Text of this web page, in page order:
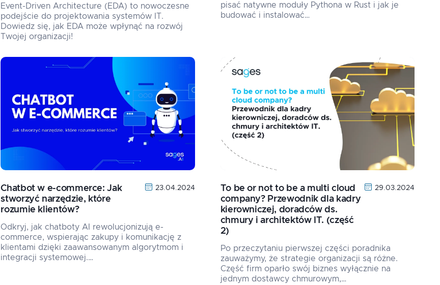
Event-Driven Architecture (EDA) to nowoczesne
podejście do projektowania systemów IT.
Dowiedz się, jak EDA może wpłynąć na rozwój
Twojej organizacji!
pisać natywne moduły Pythona w Rust i jak je
budować i instalować…
Chatbot w e-commerce: Jak
stworzyć narzędzie, które
rozumie klientów?
23.04.2024
Odkryj, jak chatboty AI rewolucjonizują e-
commerce, wspierając zakupy i komunikację z
klientami dzięki zaawansowanym algorytmom i
integracji systemowej.…
To be or not to be a multi cloud
company? Przewodnik dla kadry
kierowniczej, doradców ds.
chmury i architektów IT. (część
2)
29.03.2024
Po przeczytaniu pierwszej części poradnika
zauważymy, że strategie organizacji są różne.
Część firm oparło swój biznes wyłącznie na
jednym dostawcy chmurowym,…